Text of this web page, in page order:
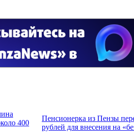
400
Пенсионерка из Пензы
рублей для внесения на